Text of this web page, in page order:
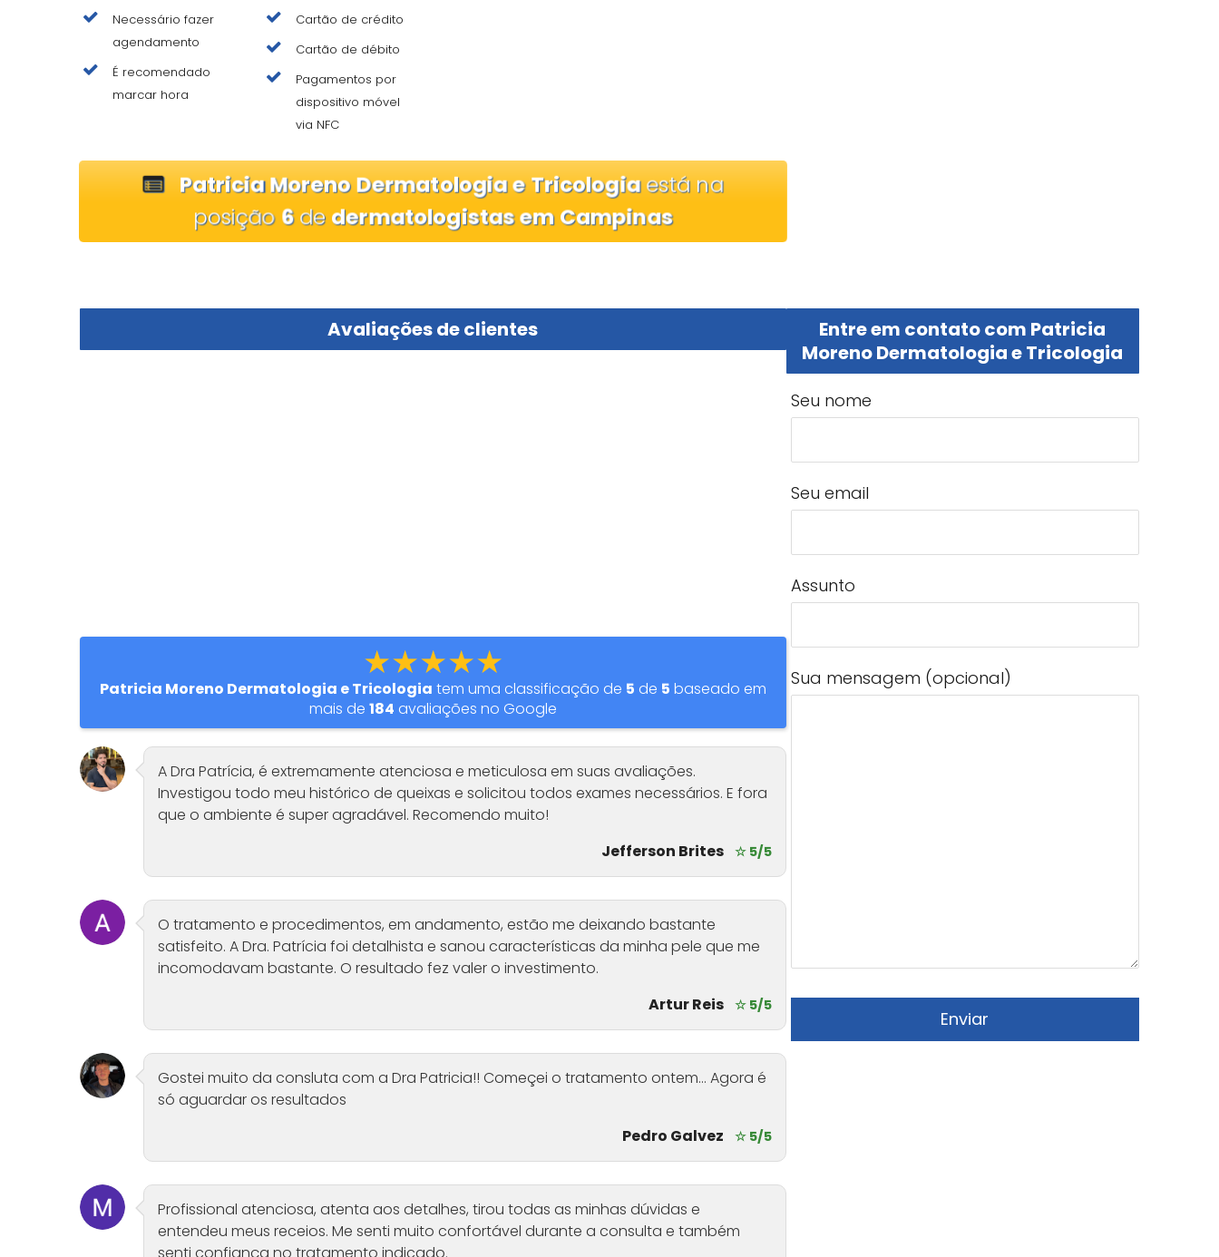
Necessário fazer
agendamento
É recomendado
marcar hora
Cartão de crédito
Cartão de débito
Pagamentos por
dispositivo móvel
via NFC
Patricia Moreno Dermatologia e Tricologiaestá na
posição 6de dermatologistas em Campinas
Avaliações de clientes
★★★★★
Patricia Moreno Dermatologia e Tricologia tem uma classificação de 5 de 5 baseado em
mais de 184 avaliações no Google
A Dra Patrícia, é extremamente atenciosa e meticulosa em suas avaliações.
Investigou todo meu histórico de queixas e solicitou todos exames necessários. E fora
que o ambiente é super agradável. Recomendo muito!
Jefferson Brites
☆ 5/5
O tratamento e procedimentos, em andamento, estão me deixando bastante
satisfeito. A Dra. Patrícia foi detalhista e sanou características da minha pele que me
incomodavam bastante. O resultado fez valer o investimento.
Artur Reis
☆ 5/5
Gostei muito da consluta com a Dra Patricia!! Começei o tratamento ontem... Agora é
só aguardar os resultados
Pedro Galvez
☆ 5/5
Profissional atenciosa, atenta aos detalhes, tirou todas as minhas dúvidas e
entendeu meus receios. Me senti muito confortável durante a consulta e também
senti confiança no tratamento indicado.
Entre em contato com Patricia
Moreno Dermatologia e Tricologia
Seu nome
Seu email
Assunto
Sua mensagem (opcional)